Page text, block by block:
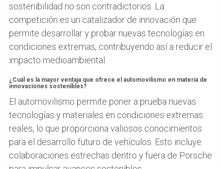
sostenibilidad no son contradictorios. La
competición es un catalizador de innovación que
permite desarrollar y probar nuevas tecnologías en
condiciones extremas, contribuyendo así a reducir el
impacto medioambiental.
¿Cuál es la mayor ventaja que ofrece el automovilismo en materia de
innovaciones sostenibles?
El automovilismo permite poner a prueba nuevas
tecnologías y materiales en condiciones extremas
reales, lo que proporciona valiosos conocimientos
para el desarrollo futuro de vehículos. Esto incluye
colaboraciones estrechas dentro y fuera de Porsche